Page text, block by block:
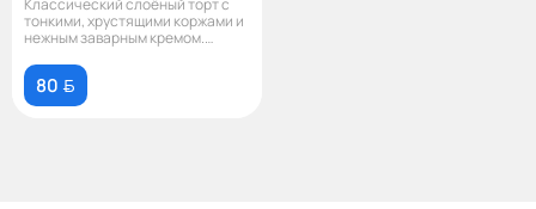
Классический слоёный торт с
тонкими, хрустящими коржами и
нежным заварным кремом.
80 